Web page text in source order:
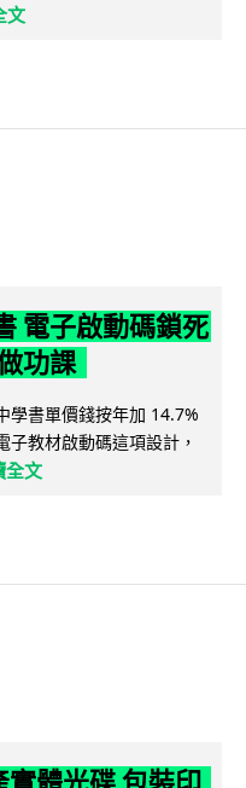
文
電子啟動碼鎖死
功課
學書單價錢按年加 14.7%
教材啟動碼這項設計，
全文